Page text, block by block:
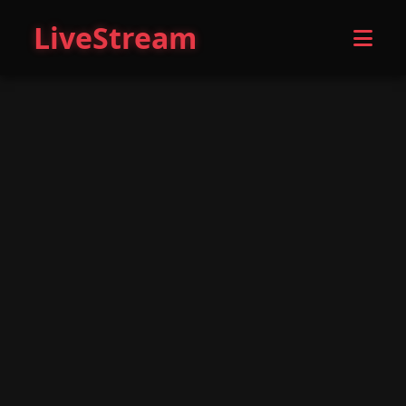
LiveStream